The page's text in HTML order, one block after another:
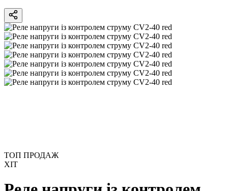
ТОП ПРОДАЖ
ХІТ